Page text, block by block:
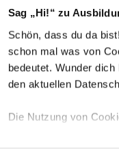
Sag „Hi!“ zu
Schön, dass du da
schon mal was von
bedeutet. Wunder
den aktuellen
Die Nutzung von
Wir verwenden
für Lagerlogistik
(m/w/d) an.
für eine
nehmen wir